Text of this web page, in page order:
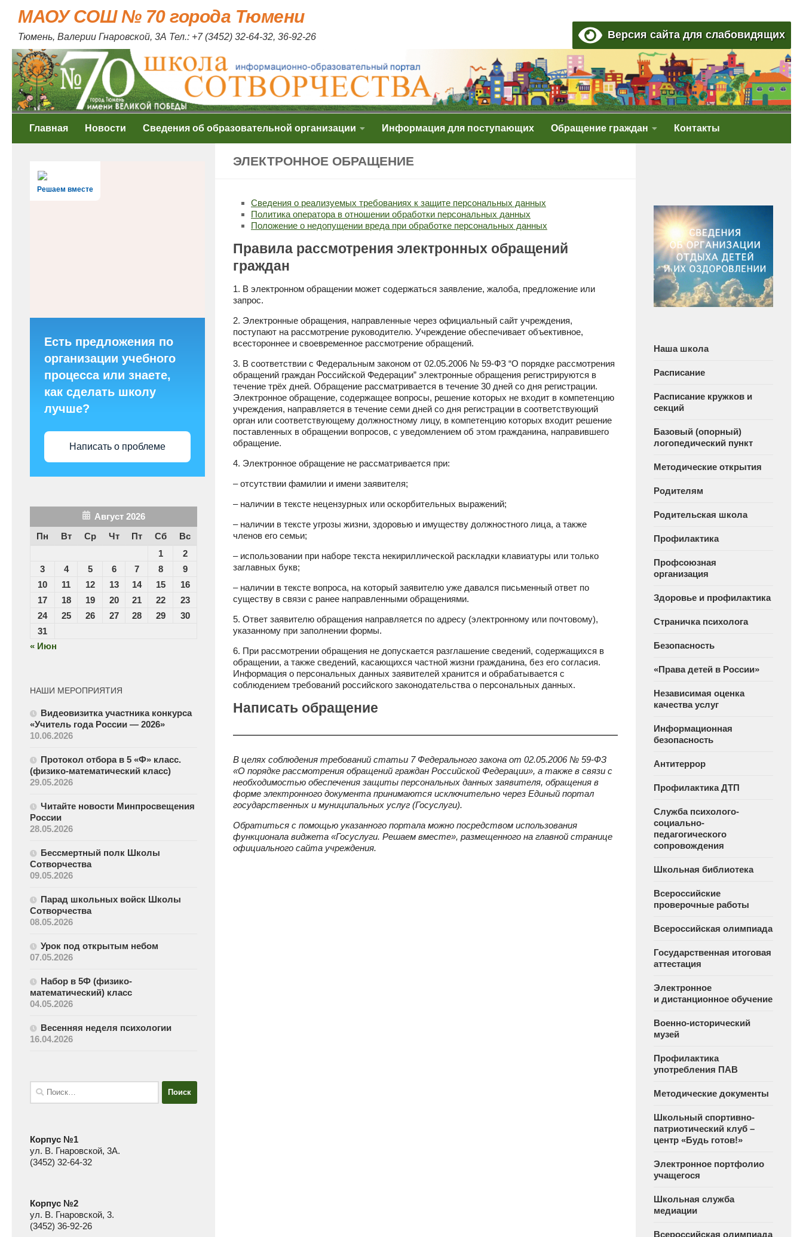
Skip to content
МАОУ СОШ № 70 города Тюмени
Тюмень, Валерии Гнаровской, 3А Тел.: +7 (3452) 32-64-32, 36-92-26 Версия сайта для слабовидящих
Главная Новости Сведения об образовательной организации Информация для поступающих Обращение граждан Контакты
ЭЛЕКТРОННОЕ ОБРАЩЕНИЕ
Сведения о реализуемых требованиях к защите персональных данных
Политика оператора в отношении обработки персональных данных
Положение о недопущении вреда при обработке персональных данных
Правила рассмотрения электронных обращений
граждан
1. В электронном обращении может содержаться заявление, жалоба, предложение или
запрос.
2. Электронные обращения, направленные через официальный сайт учреждения,
поступают на рассмотрение руководителю. Учреждение обеспечивает объективное,
всестороннее и своевременное рассмотрение обращений.
3. В соответствии с Федеральным законом от 02.05.2006 № 59-ФЗ “О порядке рассмотрения
обращений граждан Российской Федерации” электронные обращения регистрируются в
течение трёх дней. Обращение рассматривается в течение 30 дней со дня регистрации.
Электронное обращение, содержащее вопросы, решение которых не входит в компетенцию
учреждения, направляется в течение семи дней со дня регистрации в соответствующий
орган или соответствующему должностному лицу, в компетенцию которых входит решение
поставленных в обращении вопросов, с уведомлением об этом гражданина, направившего
обращение.
4. Электронное обращение не рассматривается при:
– отсутствии фамилии и имени заявителя;
– наличии в тексте нецензурных или оскорбительных выражений;
– наличии в тексте угрозы жизни, здоровью и имуществу должностного лица, а также
членов его семьи;
– использовании при наборе текста некириллической раскладки клавиатуры или только
заглавных букв;
– наличии в тексте вопроса, на который заявителю уже давался письменный ответ по
существу в связи с ранее направленными обращениями.
5. Ответ заявителю обращения направляется по адресу (электронному или почтовому),
указанному при заполнении формы.
6. При рассмотрении обращения не допускается разглашение сведений, содержащихся в
обращении, а также сведений, касающихся частной жизни гражданина, без его согласия.
Информация о персональных данных заявителей хранится и обрабатывается с
соблюдением требований российского законодательства о персональных данных.
Написать обращение
В целях соблюдения требований статьи 7 Федерального закона от 02.05.2006 № 59-ФЗ
«О порядке рассмотрения обращений граждан Российской Федерации», а также в связи с
необходимостью обеспечения защиты персональных данных заявителя, обращения в
форме электронного документа принимаются исключительно через Единый портал
государственных и муниципальных услуг (Госуслуги).
Обратиться с помощью указанного портала можно посредством использования
функционала виджета «Госуслуги. Решаем вместе», размещенного на главной странице
официального сайта учреждения.
Решаем вместе
Есть предложения по
организации учебного
процесса или знаете,
как сделать школу
лучше?
Написать о проблеме
Август 2026
Пн
Вт Ср Чт Пт Сб
Вс
1
2
3
4 5 6 7 8
9
10
11 12 13 14 15
16
17
18 19 20 21 22
23
24
25 26 27 28 29
30
31
« Июн
НАШИ МЕРОПРИЯТИЯ
Видеовизитка участника конкурса
«Учитель года России — 2026»
10.06.2026
Протокол отбора в 5 «Ф» класс.
(физико-математический класс)
29.05.2026
Читайте новости Минпросвещения
России
28.05.2026
Бессмертный полк Школы
Сотворчества
09.05.2026
Парад школьных войск Школы
Сотворчества
08.05.2026
Урок под открытым небом
07.05.2026
Набор в 5Ф (физико-
математический) класс
04.05.2026
Весенняя неделя психологии
16.04.2026
Найти:
Корпус №1
ул. В. Гнаровской, 3А.
(3452) 32-64-32
Корпус №2
ул. В. Гнаровской, 3.
(3452) 36-92-26
Наша школа
Расписание
Расписание кружков и
секций
Базовый (опорный)
логопедический пункт
Методические открытия
Родителям
Родительская школа
Профилактика
Профсоюзная
организация
Здоровье и профилактика
Страничка психолога
Безопасность
«Права детей в России»
Независимая оценка
качества услуг
Информационная
безопасность
Антитеррор
Профилактика ДТП
Служба психолого-
социально-
педагогического
сопровождения
Школьная библиотека
Всероссийские
проверочные работы
Всероссийская олимпиада
Государственная итоговая
аттестация
Электронное
и дистанционное обучение
Военно-исторический
музей
Профилактика
употребления ПАВ
Методические документы
Школьный спортивно-
патриотический клуб –
центр «Будь готов!»
Электронное портфолио
учащегося
Школьная служба
медиации
Всероссийская олимпиада